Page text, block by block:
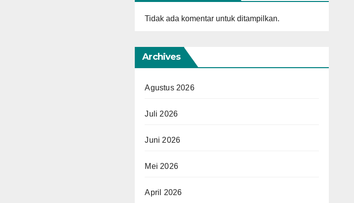
Tidak ada komentar untuk ditampilkan.
Archives
Agustus 2026
Juli 2026
Juni 2026
Mei 2026
April 2026